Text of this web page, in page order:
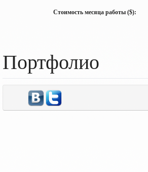
Стоимость месяца работы ($):
Портфолио